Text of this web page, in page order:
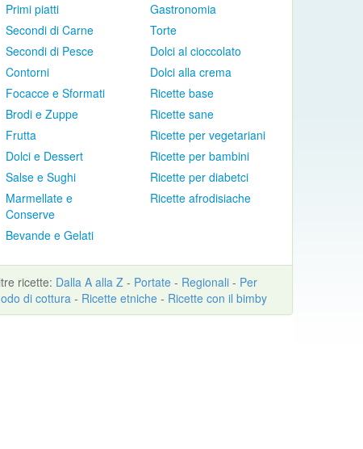
Primi piatti
Secondi di Carne
Secondi di Pesce
Contorni
Focacce e Sformati
Brodi e Zuppe
Frutta
Dolci e Dessert
Salse e Sughi
Marmellate e
Conserve
Bevande e Gelati
Gastronomia
Torte
Dolci al cioccolato
Dolci alla crema
Ricette base
Ricette sane
Ricette per vegetariani
Ricette per bambini
Ricette per diabetci
Ricette afrodisiache
ricette: Dalla A alla Z - Portate - Regionali - Per
di cottura- Ricette etniche - Ricette con il bimby